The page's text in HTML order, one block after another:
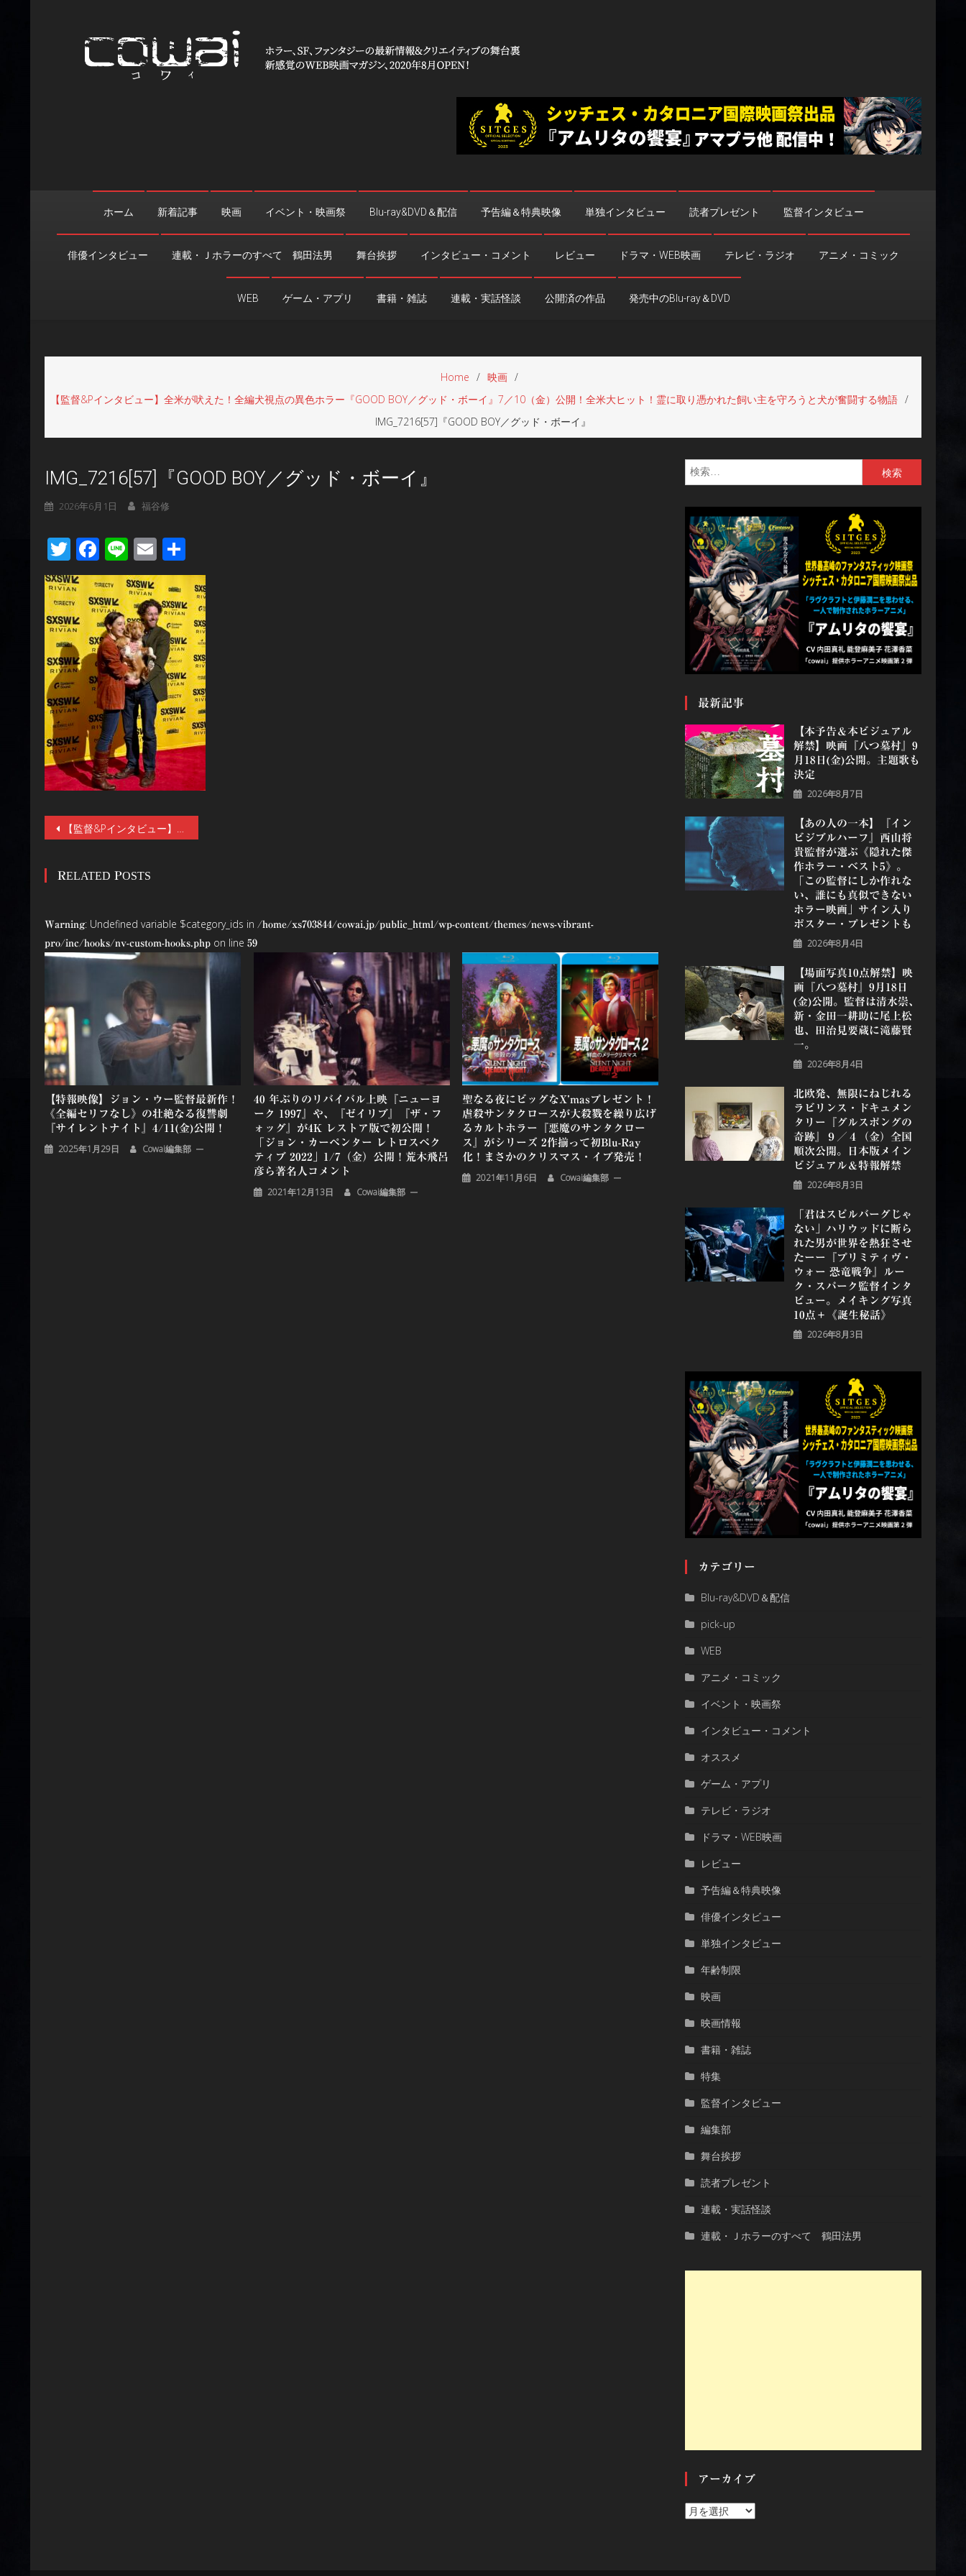
ホーム 新着記事 映画 イベント・映画祭 Blu-ray&DVD＆配信 予告編＆特典映像 単独インタビュー 読者プレゼント 監督インタビュー
俳優インタビュー 連載・Ｊホラーのすべて 鶴田法男 舞台挨拶 インタビュー・コメント レビュー ドラマ・WEB映画 テレビ・ラジオ アニメ・コミック
WEB ゲーム・アプリ 書籍・雑誌 連載・実話怪談 公開済の作品 発売中のBlu-ray＆DVD
Home
映画
【監督&Pインタビュー】全米が吠えた！全編犬視点の異色ホラー『GOOD BOY／グッド・ボーイ』7／10（金）公開！全米大ヒット！霊に取り憑かれた飼い主を守ろうと犬が奮闘する物語
IMG_7216[57]『GOOD BOY／グッド・ボーイ』
IMG_7216[57]『GOOD BOY／グッド・ボーイ』
2026年6月1日 福谷修
TwitterFacebook
LineEmail
有
投
ナ
ゲ
ョ
ン
【監督&Pインタビュー】全米が吠えた！全編犬視点の異色ホラー『GOOD BOY／グッド・ボーイ』7／10（金）公開！全米大ヒット！霊に取り憑かれた飼い主を守ろうと犬が奮闘する物語
RELATED POSTS
Warning: Undefined variable $category_ids in /home/xs703844/cowai.jp/public_html/wp-content/themes/news-vibrant-
pro/inc/hooks/nv-custom-hooks.php on line 59
【特報映像】ジョン・ウー監督最新作！
《全編セリフなし》の壮絶なる復讐劇
『サイレントナイト』4/11(金)公開！
2025年1月29日 Cowai編集部
40 年ぶりのリバイバル上映『ニューヨ
ーク 1997』や、『ゼイリブ』『ザ・フ
ォッグ』が4K レストア版で初公開！
「ジョン・カーペンター レトロスペク
ティブ 2022」1/7（金）公開！荒木飛呂
彦ら著名人コメント
2021年12月13日 Cowai編集部
聖なる夜にビッグなX’masプレゼント！
虐殺サンタクロースが大殺戮を繰り広げ
るカルトホラー『悪魔のサンタクロー
ス』がシリーズ 2作揃って初Blu-Ray
化！まさかのクリスマス・イブ発売！
2021年11月6日 Cowai編集部
索:
最新記事
【本予告＆本ビジュアル
解禁】映画『八つ墓村』9
月18日(金)公開。主題歌も
決定
2026年8月7日
【あの人の一本】『イン
ビジブルハーフ』⻄⼭将
貴監督が選ぶ《隠れた傑
作ホラー・ベスト5》。
「この監督にしか作れな
い、誰にも真似できない
ホラー映画」サイン入り
ポスター・プレゼントも
2026年8月4日
【場面写真10点解禁】映
画『八つ墓村』9月18日
(金)公開。監督は清水崇、
新・金田一耕助に尾上松
也、田治見要蔵に滝藤賢
一。
2026年8月4日
北欧発、無限にねじれる
ラビリンス・ドキュメン
タリー『グルスポングの
奇跡』９／４（金）全国
順次公開。日本版メイン
ビジュアル＆特報解禁
2026年8月3日
「君はスピルバーグじゃ
ない」ハリウッドに断ら
れた男が世界を熱狂させ
たーー『プリミティヴ・
ウォー 恐⻯戦争』ルー
ク・スパーク監督インタ
ビュー。メイキング写真
10点＋《誕⽣秘話》
2026年8月3日
カテゴリー
Blu-ray&DVD＆配信
pick-up
WEB
アニメ・コミック
イベント・映画祭
インタビュー・コメント
オススメ
ゲーム・アプリ
テレビ・ラジオ
ドラマ・WEB映画
レビュー
予告編＆特典映像
俳優インタビュー
単独インタビュー
年齢制限
映画
映画情報
書籍・雑誌
特集
監督インタビュー
編集部
舞台挨拶
読者プレゼント
連載・実話怪談
連載・Ｊホラーのすべて 鶴田法男
アーカイブ
ア